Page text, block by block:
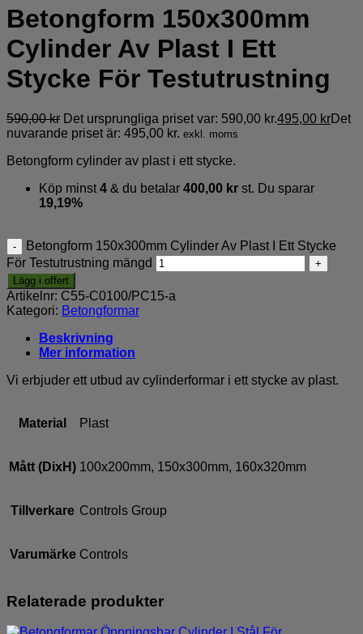
Betongform 150x300mm
Cylinder Av Plast I Ett
Stycke För Testutrustning
590,00kr Det ursprungliga priset var: 590,00 kr.495,00 krDet
nuvarande priset är: 495,00 kr. exkl. moms
Betongform cylinder av plast i ett stycke.
Köp minst 4 & du betalar 400,00 kr st. Du sparar
19,19%
Betongform 150x300mm Cylinder Av Plast I Ett Stycke
För Testutrustning mängd
Lägg i offert
Artikelnr: C55-C0100/PC15-a
Kategori: Betongformar
Beskrivning
Mer information
Vi erbjuder ett utbud av cylinderformar i ett stycke av plast.
Material Plast
Mått (DixH) 100x200mm, 150x300mm, 160x320mm
Tillverkare Controls Group
Varumärke Controls
Relaterade produkter